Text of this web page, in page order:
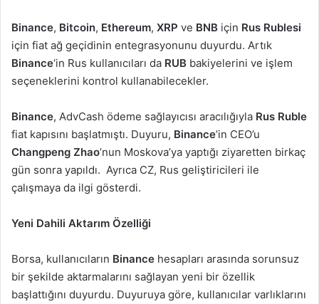
Binance, Bitcoin, Ethereum, XRP ve BNB için Rus Rublesi
için fiat ağ geçidinin entegrasyonunu duyurdu. Artık
Binance‘in Rus kullanıcıları da RUB bakiyelerini ve işlem
seçeneklerini kontrol kullanabilecekler.
Binance, AdvCash ödeme sağlayıcısı aracılığıyla Rus Ruble
fiat kapısını başlatmıştı. Duyuru, Binance’in CEO’u
Changpeng Zhao’nun Moskova’ya yaptığı ziyaretten birkaç
gün sonra yapıldı. Ayrıca CZ, Rus geliştiricileri ile
çalışmaya da ilgi gösterdi.
Yeni Dahili Aktarım Özelliği
Borsa, kullanıcıların Binance hesapları arasında sorunsuz
bir şekilde aktarmalarını sağlayan yeni bir özellik
başlattığını duyurdu. Duyuruya göre, kullanıcılar varlıklarını